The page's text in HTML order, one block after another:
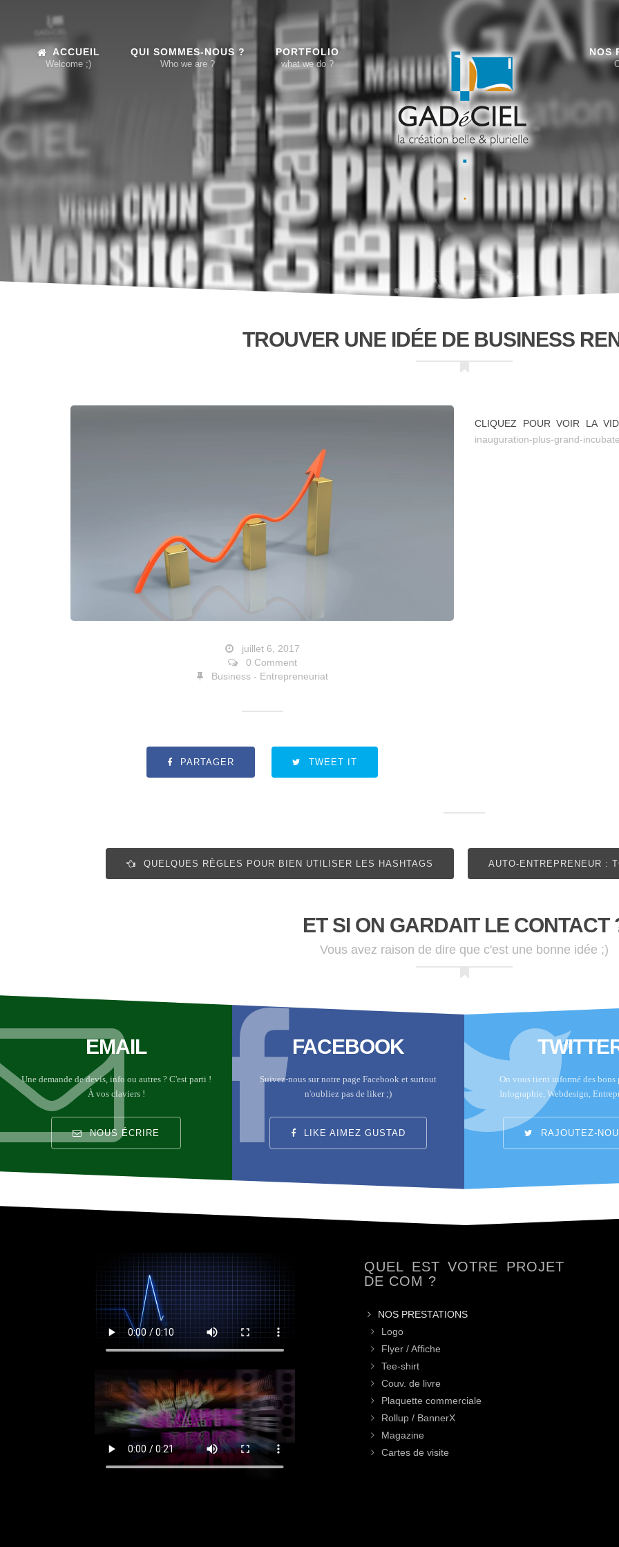
ACCUEIL QUI SOMMES-NOUS ? PORTFOLIO NOS
TROUVER UNE IDÉE DE BUSINESS
juillet 6, 2017
0 Comment
Business - Entrepreneuriat
PARTAGER TWEET IT
CLIQUEZ POUR VOIR LA
inauguration-plus-grand-
QUELQUES RÈGLES POUR BIEN UTILISER LES HASHTAGS AUTO-ENTREPRENEUR :
ET SI ON GARDAIT LE CONTACT
Vous avez raison de dire que c'est une bonne idée ;)
EMAIL
Une demande de devis, info ou autres ? C'est parti !
À vos claviers !
NOUS ÉCRIRE
FACEBOOK
Suivez-nous sur notre page Facebook et surtout
n'oubliez pas de liker ;)
LIKE AIMEZ GUSTAD
On vous tient informé des bons
Infographie, Webdesign,
RAJOUTEZ-
QUEL EST VOTRE PROJET
DE COM ?
NOS PRESTATIONS
Logo
Flyer / Affiche
Tee-shirt
Couv. de livre
Plaquette commerciale
Rollup / BannerX
Magazine
Cartes de visite